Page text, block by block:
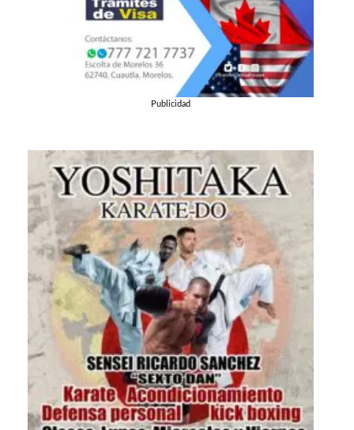
Publicidad